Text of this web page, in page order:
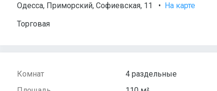
Одесса, Приморский, Софиевская, 11 • На карте
Торговая
Комнат
4 раздельные